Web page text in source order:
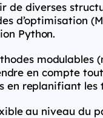
diverses
d’optimisation
Python.
en compte
en replanifiant les
au niveau du